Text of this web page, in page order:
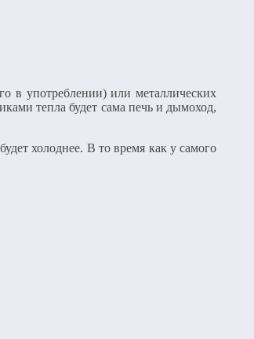
в употреблении) или металлических
тепла будет сама печь и дымоход,
холоднее. В то время как у самого